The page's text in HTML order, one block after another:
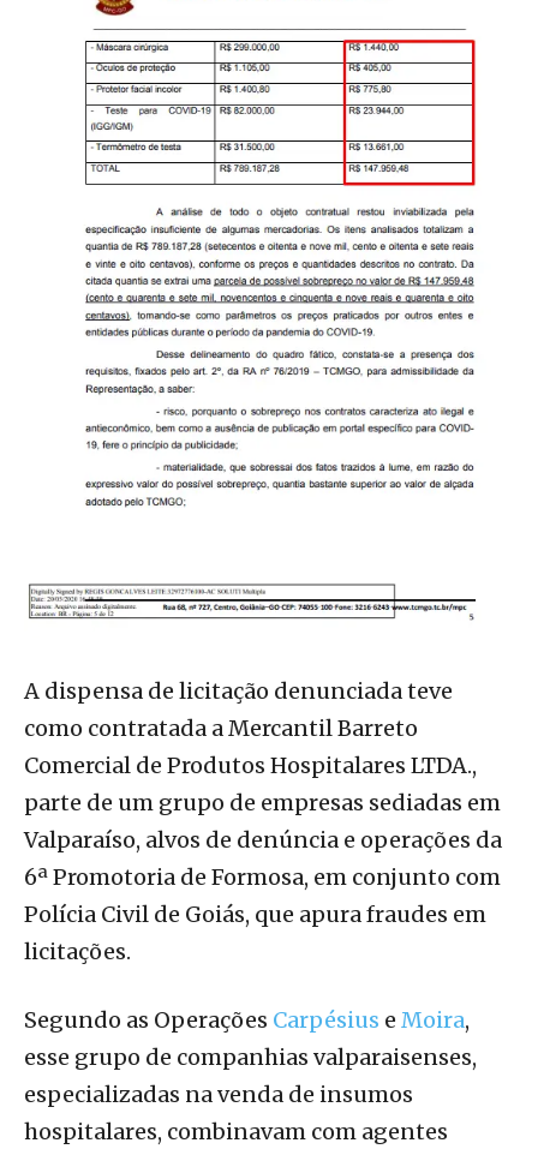
A dispensa de licitação denunciada teve
como contratada a Mercantil Barreto
Comercial de Produtos Hospitalares LTDA.,
parte de um grupo de empresas sediadas em
Valparaíso, alvos de denúncia e operações da
6ª Promotoria de Formosa, em conjunto com
Polícia Civil de Goiás, que apura fraudes em
licitações.
Segundo as Operações Carpésius e Moira,
esse grupo de companhias valparaisenses,
especializadas na venda de insumos
hospitalares, combinavam com agentes